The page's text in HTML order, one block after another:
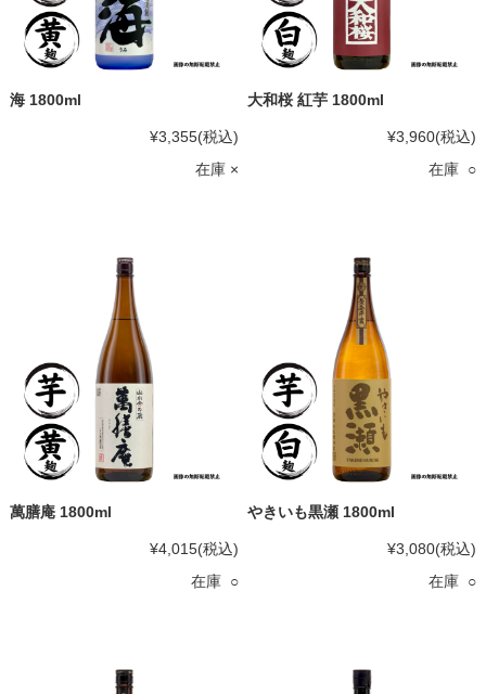
海 1800ml
¥3,355(税込)
在庫 ×
大和桜 紅芋 1800ml
¥3,960(税込)
在庫 ○
萬膳庵 1800ml
¥4,015(税込)
在庫 ○
やきいも黒瀬 1800ml
¥3,080(税込)
在庫 ○